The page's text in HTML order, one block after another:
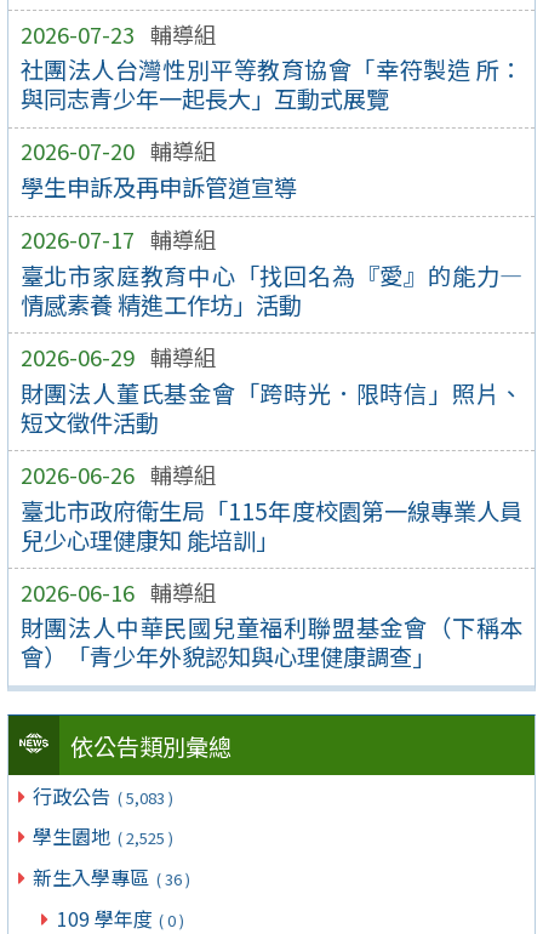
2026-07-23 輔導組
社團法人台灣性別平等教育協會「幸符製造 所：
與同志青少年一起長大」互動式展覽
2026-07-20 輔導組
學生申訴及再申訴管道宣導
2026-07-17 輔導組
臺北市家庭教育中心「找回名為『愛』的能力—
情感素養 精進工作坊」活動
2026-06-29 輔導組
財團法人董氏基金會「跨時光．限時信」照片、
短文徵件活動
2026-06-26 輔導組
臺北市政府衛生局「115年度校園第一線專業人員
兒少心理健康知 能培訓」
2026-06-16 輔導組
財團法人中華民國兒童福利聯盟基金會（下稱本
會）「青少年外貌認知與心理健康調查」
依公告類別彙總
行政公告 ( 5,083 )
學生園地 ( 2,525 )
新生入學專區 ( 36 )
109 學年度 ( 0 )